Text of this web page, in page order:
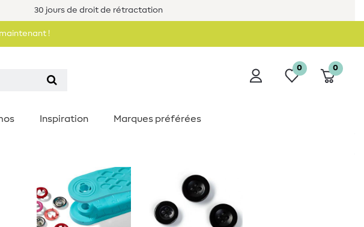
30 jours de droit de rétractation
!
0 0
Inspiration Marques préférées